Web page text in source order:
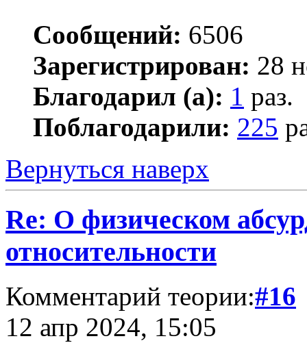
Сообщений: 6506
Зарегистрирован: 28
Благодарил (а): 1 раз.
Поблагодарили: 225
Вернуться наверх
Re: О физическом
относительности
Комментарий теории:#16
12 апр 2024, 15:05